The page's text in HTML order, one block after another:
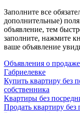
Заполните все
дополнительные)
объявление, тем
заполните, нажмите
ваше объявление
Объявления о
Габриелевке
Купить квартиру без
собственника
Квартиры без
Продать квартиру без